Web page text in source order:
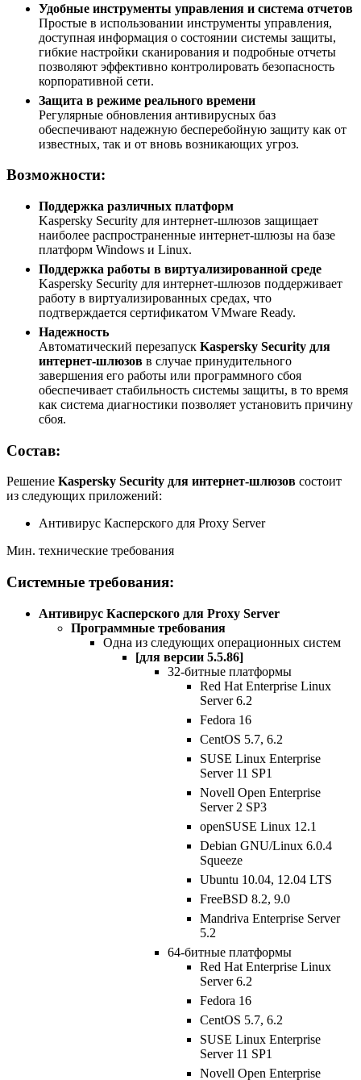
Удобные инструменты управления и система отчетов
Простые в использовании инструменты управления,
доступная информация о состоянии системы защиты,
гибкие настройки сканирования и подробные отчеты
позволяют эффективно контролировать безопасность
корпоративной сети.
Защита в режиме реального времени
Регулярные обновления антивирусных баз
обеспечивают надежную бесперебойную защиту как от
известных, так и от вновь возникающих угроз.
Возможности:
Поддержка различных платформ
Kaspersky Security для интернет-шлюзов защищает
наиболее распространенные интернет-шлюзы на базе
платформ Windows и Linux.
Поддержка работы в виртуализированной среде
Kaspersky Security для интернет-шлюзов поддерживает
работу в виртуализированных средах, что
подтверждается сертификатом VMware Ready.
Надежность
Автоматический перезапуск Kaspersky Security для
интернет-шлюзов в случае принудительного
завершения его работы или программного сбоя
обеспечивает стабильность системы защиты, в то время
как система диагностики позволяет установить причину
сбоя.
Состав:
Решение Kaspersky Security для интернет-шлюзов состоит
из следующих приложений:
Антивирус Касперского для Proxy Server
Мин. технические требования
Системные требования:
Антивирус Касперского для Proxy Server
Программные требования
Одна из следующих операционных систем
[для версии 5.5.86]
32-битные платформы
Red Hat Enterprise Linux
Server 6.2
Fedora 16
CentOS 5.7, 6.2
SUSE Linux Enterprise
Server 11 SP1
Novell Open Enterprise
Server 2 SP3
openSUSE Linux 12.1
Debian GNU/Linux 6.0.4
Squeeze
Ubuntu 10.04, 12.04 LTS
FreeBSD 8.2, 9.0
Mandriva Enterprise Server
5.2
64-битные платформы
Red Hat Enterprise Linux
Server 6.2
Fedora 16
CentOS 5.7, 6.2
SUSE Linux Enterprise
Server 11 SP1
Novell Open Enterprise